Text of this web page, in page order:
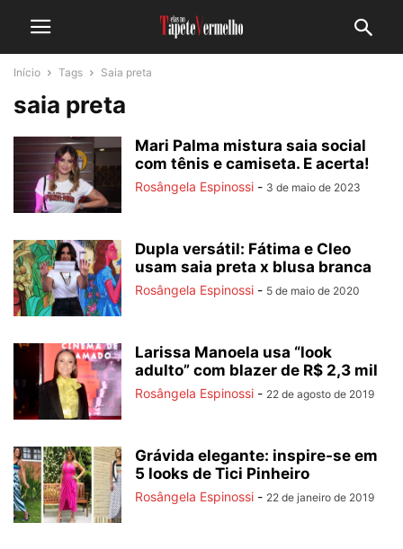
Início Tags Saia preta
saia preta
Mari Palma mistura saia social
com tênis e camiseta. E acerta!
Rosângela Espinossi - 3 de maio de 2023
Dupla versátil: Fátima e Cleo
usam saia preta x blusa branca
Rosângela Espinossi - 5 de maio de 2020
Larissa Manoela usa “look
adulto” com blazer de R$ 2,3 mil
Rosângela Espinossi - 22 de agosto de 2019
Grávida elegante: inspire-se em
5 looks de Tici Pinheiro
Rosângela Espinossi - 22 de janeiro de 2019